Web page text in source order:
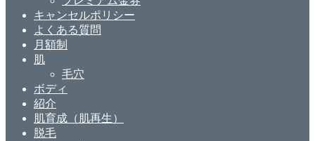
キャンセルポリシー
よくある質問
月額制
肌
毛穴
ボディ
紹介
肌育成（肌再生）
脱毛